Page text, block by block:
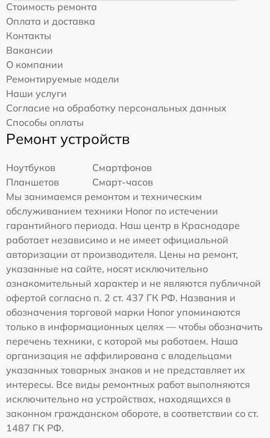
Стоимость ремонта
Оплата и доставка
Контакты
Вакансии
О компании
Ремонтируемые модели
Наши услуги
Согласие на обработку персональных данных
Способы оплаты
Ремонт устройств
Ноутбуков
Смартфонов
Планшетов
Смарт-часов
Мы занимаемся ремонтом и техническим
обслуживанием техники Honor по истечении
гарантийного периода. Наш центр в Краснодаре
работает независимо и не имеет официальной
авторизации от производителя. Цены на ремонт,
указанные на сайте, носят исключительно
ознакомительный характер и не являются публичной
офертой согласно п. 2 ст. 437 ГК РФ. Названия и
обозначения торговой марки Honor упоминаются
только в информационных целях — чтобы обозначить
перечень техники, с которой мы работаем. Наша
организация не аффилирована с владельцами
указанных товарных знаков и не представляет их
интересы. Все виды ремонтных работ выполняются
исключительно на устройствах, находящихся в
законном гражданском обороте, в соответствии со ст.
1487 ГК РФ.